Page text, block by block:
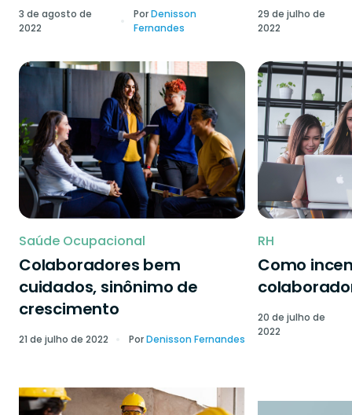
3 de agosto de
2022
PorDenisson
Fernandes
29 de julho de
2022
Saúde Ocupacional
Colaboradores bem
cuidados, sinônimo de
crescimento
21 de julho de 2022 PorDenisson Fernandes
RH
Como
20 de julho de
2022